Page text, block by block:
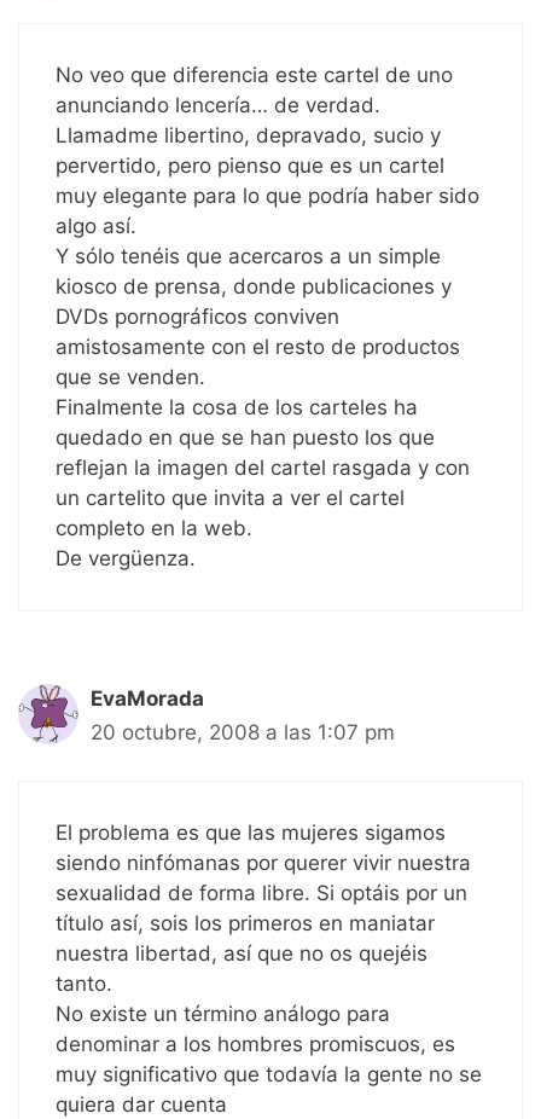
No veo que diferencia este cartel de uno
anunciando lencería… de verdad.
Llamadme libertino, depravado, sucio y
pervertido, pero pienso que es un cartel
muy elegante para lo que podría haber sido
algo así.
Y sólo tenéis que acercaros a un simple
kiosco de prensa, donde publicaciones y
DVDs pornográficos conviven
amistosamente con el resto de productos
que se venden.
Finalmente la cosa de los carteles ha
quedado en que se han puesto los que
reflejan la imagen del cartel rasgada y con
un cartelito que invita a ver el cartel
completo en la web.
De vergüenza.
EvaMorada
20 octubre, 2008 a las 1:07 pm
El problema es que las mujeres sigamos
siendo ninfómanas por querer vivir nuestra
sexualidad de forma libre. Si optáis por un
título así, sois los primeros en maniatar
nuestra libertad, así que no os quejéis
tanto.
No existe un término análogo para
denominar a los hombres promiscuos, es
muy significativo que todavía la gente no se
quiera dar cuenta